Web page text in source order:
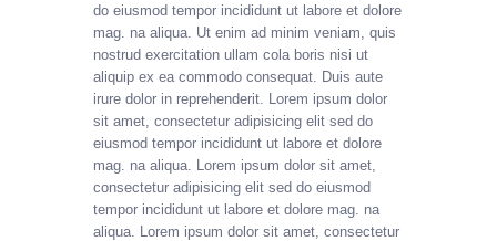
do eiusmod tempor incididunt ut labore et dolore
mag. na aliqua. Ut enim ad minim veniam, quis
nostrud exercitation ullam cola boris nisi ut
aliquip ex ea commodo consequat. Duis aute
irure dolor in reprehenderit. Lorem ipsum dolor
sit amet, consectetur adipisicing elit sed do
eiusmod tempor incididunt ut labore et dolore
mag. na aliqua. Lorem ipsum dolor sit amet,
consectetur adipisicing elit sed do eiusmod
tempor incididunt ut labore et dolore mag. na
aliqua. Lorem ipsum dolor sit amet, consectetur